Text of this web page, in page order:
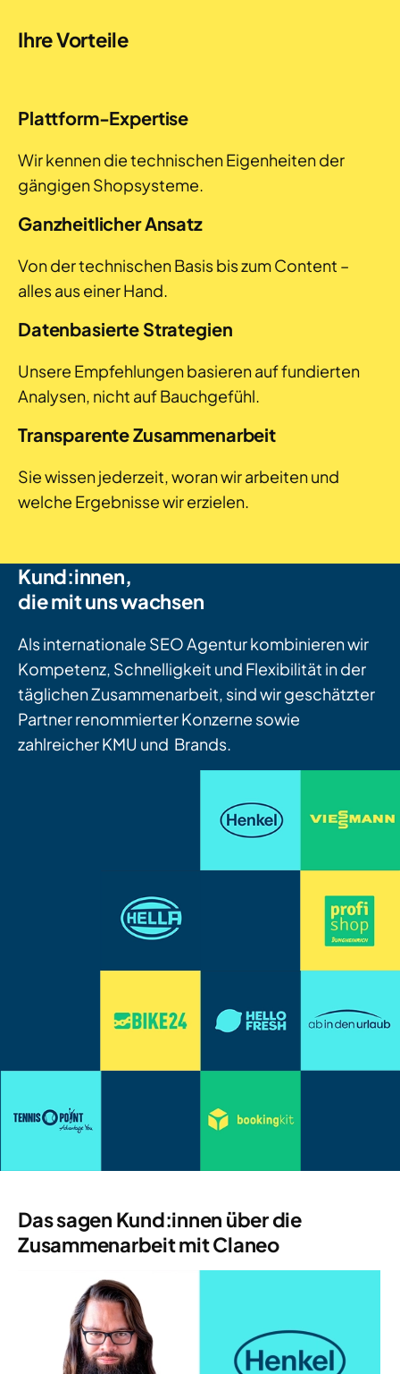
Ihre Vorteile
Plattform-Expertise
Wir kennen die technischen Eigenheiten der
gängigen Shopsysteme.
Ganzheitlicher Ansatz
Von der technischen Basis bis zum Content –
alles aus einer Hand.
Datenbasierte Strategien
Unsere Empfehlungen basieren auf fundierten
Analysen, nicht auf Bauchgefühl.
Transparente Zusammenarbeit
Sie wissen jederzeit, woran wir arbeiten und
welche Ergebnisse wir erzielen.
Kund:innen,
die mit uns wachsen
Als internationale SEO Agentur kombinieren wir
Kompetenz, Schnelligkeit und Flexibilität in der
täglichen Zusammenarbeit, sind wir geschätzter
Partner renommierter Konzerne sowie
zahlreicher KMU und Brands.
Das sagen Kund:innen über die
Zusammenarbeit mit Claneo